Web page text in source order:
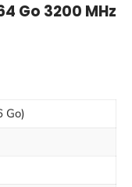
Go 3200 MHz
Go)